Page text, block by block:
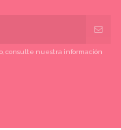
consulte nuestra información